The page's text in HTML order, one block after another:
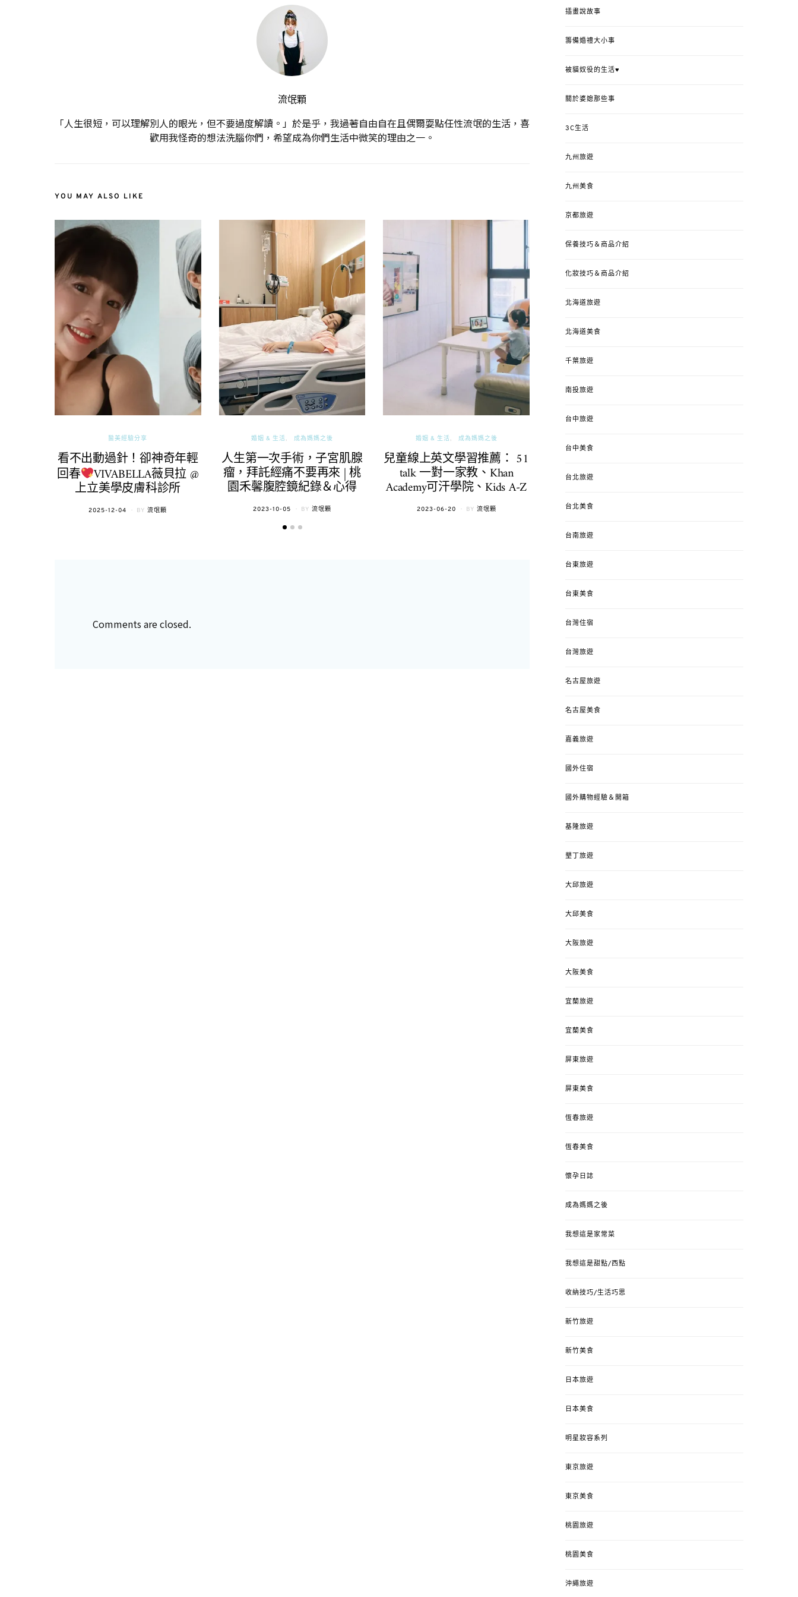
流氓顆
「人生很短，可以理解別人的眼光，但不要過度解讀。」於是乎，我過著自由自在且偶爾耍點任性流氓的生活，喜
歡用我怪奇的想法洗腦你們，希望成為你們生活中微笑的理由之一。
YOU MAY ALSO LIKE
醫美經驗分享
看不出動過針！卻神奇年輕
回春 VIVABELLA薇貝拉 @
上立美學皮膚科診所
POSTED
2025-12-04 BY 流氓顆
婚姻 & 生活 成為媽媽之後
人生第一次手術，子宮肌腺
瘤，拜託經痛不要再來 | 桃
園禾馨腹腔鏡紀錄＆心得
POSTED
2023-10-05 BY 流氓顆
婚姻 & 生活 成為媽媽之後
兒童線上英文學習推薦： 51
talk 一對一家教、Khan
Academy可汗學院、Kids A-Z
POSTED
2023-06-20 BY 流氓顆
錯、認識華德福
ON
Comments are closed.
插畫說故事
籌備婚禮大小事
被貓奴役的生活♥
關於婆媳那些事
3C生活
九州旅遊
九州美食
京都旅遊
保養技巧＆商品介紹
化妝技巧＆商品介紹
北海道旅遊
北海道美食
千葉旅遊
南投旅遊
台中旅遊
台中美食
台北旅遊
台北美食
台南旅遊
台東旅遊
台東美食
台灣住宿
台灣旅遊
名古屋旅遊
名古屋美食
嘉義旅遊
國外住宿
國外購物經驗＆開箱
基隆旅遊
墾丁旅遊
大邱旅遊
大邱美食
大阪旅遊
大阪美食
宜蘭旅遊
宜蘭美食
屏東旅遊
屏東美食
恆春旅遊
恆春美食
懷孕日誌
成為媽媽之後
我想這是家常菜
我想這是甜點/西點
收納技巧/生活巧思
新竹旅遊
新竹美食
日本旅遊
日本美食
明星妝容系列
東京旅遊
東京美食
桃園旅遊
桃園美食
沖繩旅遊